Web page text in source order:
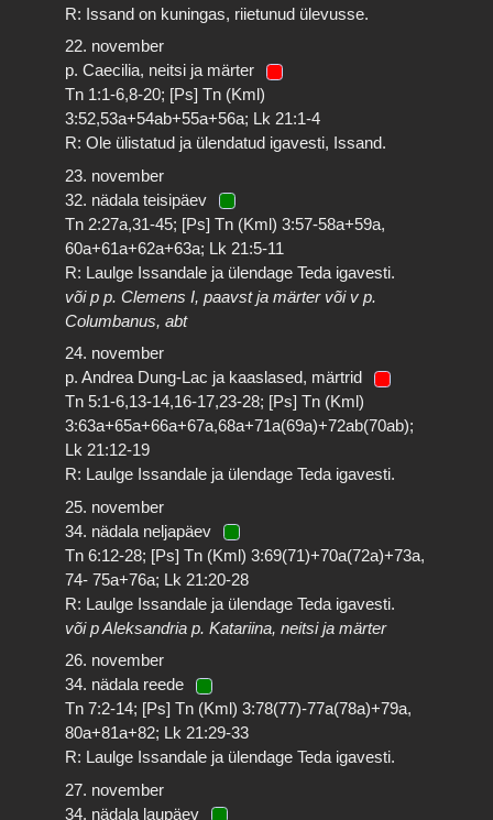
R: Issand on kuningas, riietunud ülevusse.
22. november
p. Caecilia, neitsi ja märter
Tn 1:1-6,8-20; [Ps] Tn (Kml)
3:52,53a+54ab+55a+56a; Lk 21:1-4
R: Ole ülistatud ja ülendatud igavesti, Issand.
23. november
32. nädala teisipäev
Tn 2:27a,31-45; [Ps] Tn (Kml) 3:57-58a+59a,
60a+61a+62a+63a; Lk 21:5-11
R: Laulge Issandale ja ülendage Teda igavesti.
või p p. Clemens I, paavst ja märter või v p.
Columbanus, abt
24. november
p. Andrea Dung-Lac ja kaaslased, märtrid
Tn 5:1-6,13-14,16-17,23-28; [Ps] Tn (Kml)
3:63a+65a+66a+67a,68a+71a(69a)+72ab(70ab);
Lk 21:12-19
R: Laulge Issandale ja ülendage Teda igavesti.
25. november
34. nädala neljapäev
Tn 6:12-28; [Ps] Tn (Kml) 3:69(71)+70a(72a)+73a,
74- 75a+76a; Lk 21:20-28
R: Laulge Issandale ja ülendage Teda igavesti.
või p Aleksandria p. Katariina, neitsi ja märter
26. november
34. nädala reede
Tn 7:2-14; [Ps] Tn (Kml) 3:78(77)-77a(78a)+79a,
80a+81a+82; Lk 21:29-33
R: Laulge Issandale ja ülendage Teda igavesti.
27. november
34. nädala laupäev